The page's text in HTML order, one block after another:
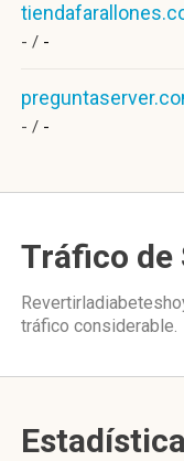
- / -
- / -
Tráfico de
tráfico considerable.